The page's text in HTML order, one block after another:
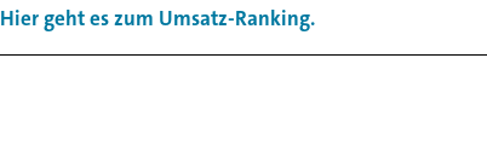
Hier geht es zum Umsatz-Ranking.